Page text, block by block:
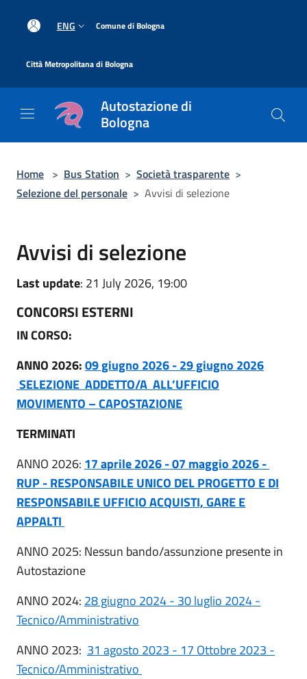
ENG Comune di Bologna
Città Metropolitana di Bologna
Autostazione di
Bologna
Home > Bus Station > Società trasparente >
Selezione del personale > Avvisi di selezione
Avvisi di selezione
Last update: 21 July 2026, 19:00
CONCORSI ESTERNI
IN CORSO:
ANNO 2026:09 giugno 2026 - 29 giugno 2026
SELEZIONE ADDETTO/A ALL’UFFICIO
MOVIMENTO – CAPOSTAZIONE
TERMINATI
ANNO 2026: 17 aprile 2026 - 07 maggio 2026 -
RUP - RESPONSABILE UNICO DEL PROGETTO E DI
RESPONSABILE UFFICIO ACQUISTI, GARE E
APPALTI
ANNO 2025: Nessun bando/assunzione presente in
Autostazione
ANNO 2024: 28 giugno 2024 - 30 luglio 2024 -
Tecnico/Amministrativo
ANNO 2023: 31 agosto 2023 - 17 Ottobre 2023 -
Tecnico/Amministrativo